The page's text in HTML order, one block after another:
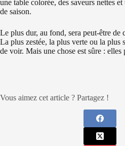
une table colorée, des saveurs nettes
de saison.
Le plus dur, au fond, sera peut-être de
La plus zestée, la plus verte ou la plus
de voir. Mais une chose est sûre : elles
Vous aimez cet article ? Partagez !